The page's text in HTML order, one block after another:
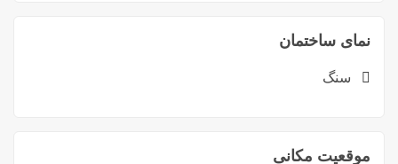
نمای ساختمان
سنگ
موقعیت مکانی